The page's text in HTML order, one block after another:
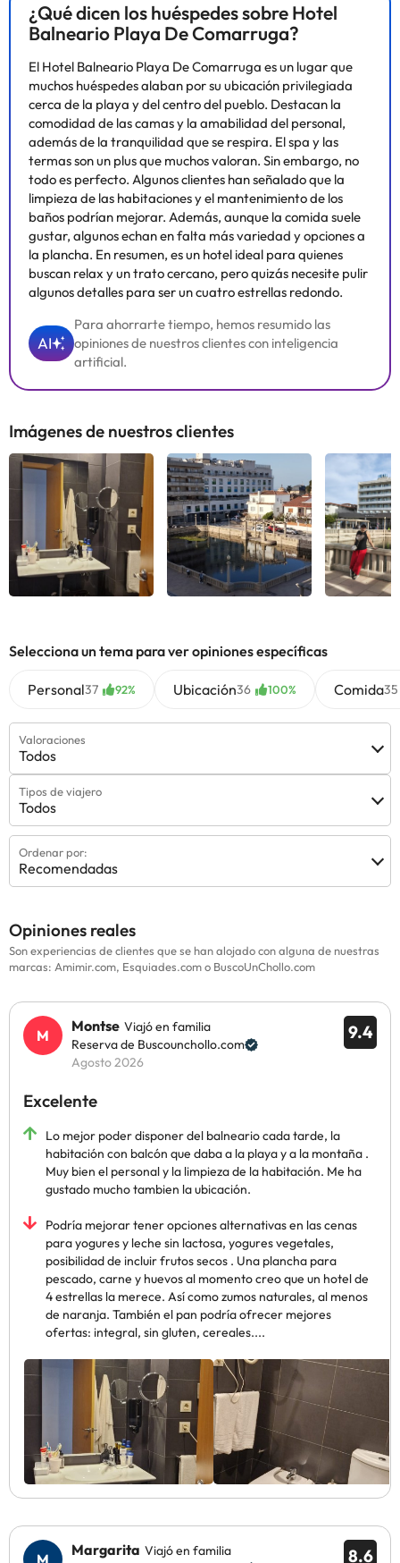
¿Qué dicen los huéspedes sobre Hotel
Balneario Playa De Comarruga?
El Hotel Balneario Playa De Comarruga es un lugar que
muchos huéspedes alaban por su ubicación privilegiada
cerca de la playa y del centro del pueblo. Destacan la
comodidad de las camas y la amabilidad del personal,
además de la tranquilidad que se respira. El spa y las
termas son un plus que muchos valoran. Sin embargo, no
todo es perfecto. Algunos clientes han señalado que la
limpieza de las habitaciones y el mantenimiento de los
baños podrían mejorar. Además, aunque la comida suele
gustar, algunos echan en falta más variedad y opciones a
la plancha. En resumen, es un hotel ideal para quienes
buscan relax y un trato cercano, pero quizás necesite pulir
algunos detalles para ser un cuatro estrellas redondo.
AI
Para ahorrarte tiempo, hemos resumido las
opiniones de nuestros clientes con inteligencia
artificial.
Imágenes de nuestros clientes
Selecciona un tema para ver opiniones específicas
Personal37 92% Ubicación36 100% Comida35
Valoraciones
Todos
Tipos de viajero
Todos
Ordenar por:
Recomendadas
Opiniones reales
Son experiencias de clientes que se han alojado con alguna de nuestras
marcas: Amimir.com, Esquiades.com o BuscoUnChollo.com
9.4
Montse Viajó en familia
Reserva de Buscounchollo.com
Agosto 2026
Excelente
Lo mejor poder disponer del balneario cada tarde, la
habitación con balcón que daba a la playa y a la montaña .
Muy bien el personal y la limpieza de la habitación. Me ha
gustado mucho tambien la ubicación.
Podría mejorar tener opciones alternativas en las cenas
para yogures y leche sin lactosa, yogures vegetales,
posibilidad de incluir frutos secos . Una plancha para
pescado, carne y huevos al momento creo que un hotel de
4 estrellas la merece. Así como zumos naturales, al menos
de naranja. También el pan podría ofrecer mejores
ofertas: integral, sin gluten, cereales....
8.6
Margarita Viajó en familia